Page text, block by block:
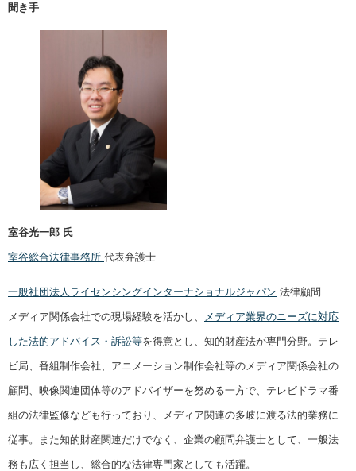
聞き手
室谷光一郎 氏
室谷総合法律事務所 代表弁護士
一般社団法人ライセンシングインターナショナルジャパン 法律顧問
メディア関係会社での現場経験を活かし、 メディア業界のニーズに対応
した法的アドバイス・訴訟等を得意とし、知的財産法が専門分野。テレ
ビ局、番組制作会社、アニメーション制作会社等のメディア関係会社の
顧問、映像関連団体等のアドバイザーを努める一方で、テレビドラマ番
組の法律監修なども行っており、メディア関連の多岐に渡る法的業務に
従事。また知的財産関連だけでなく、企業の顧問弁護士として、一般法
務も広く担当し、総合的な法律専門家としても活躍。